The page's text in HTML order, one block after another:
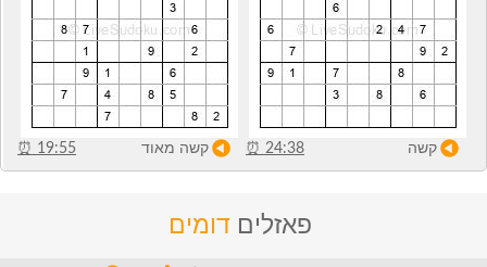
קשה 24:38
⏰ קשה מאוד 19:55
⏰
פאזלים דומים